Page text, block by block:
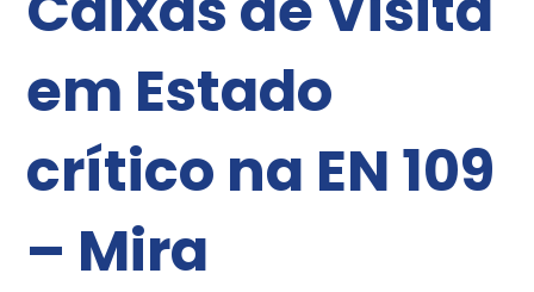
em Estado
crítico na EN 109
– Mira